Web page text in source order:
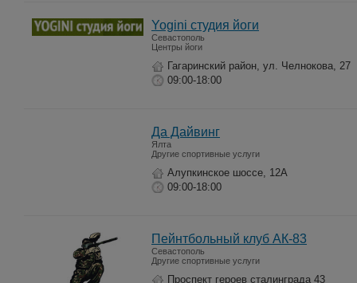
Yogini студия йоги
Севастополь
Центры йоги
Гагаринский район, ул. Челнокова, 27
09:00-18:00
Да Дайвинг
Ялта
Другие спортивные услуги
Алупкинское шоссе, 12А
09:00-18:00
Пейнтбольный клуб АК-83
Севастополь
Другие спортивные услуги
Проспект героев сталинграда 43